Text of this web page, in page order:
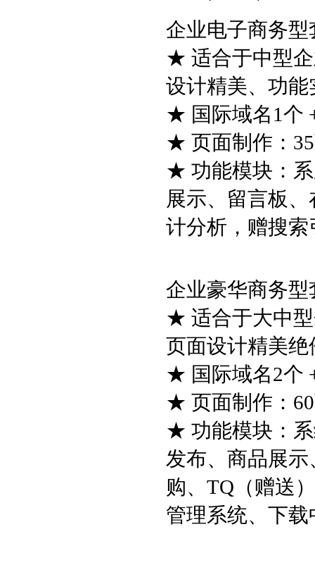
企业电子商务
★ 适合于中型
设计精美、功能
★ 国际域名1个
★ 页面制作：
★ 功能模块：
展示、留言板
计分析，赠搜索
企业豪华商务
★ 适合于大中
页面设计精美
★ 国际域名2个
★ 页面制作：
★ 功能模块：
发布、商品展
购、TQ（赠送
管理系统、下载